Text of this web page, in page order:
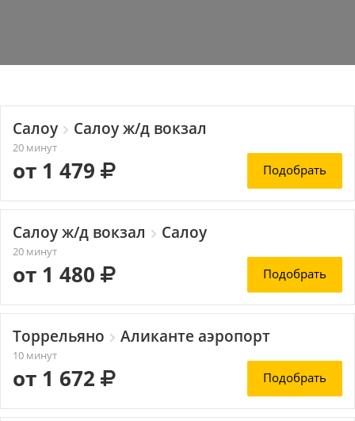
Салоу Салоу ж/д вокзал
20 минут
от 1 479 Подобрать
Салоу ж/д вокзал Салоу
20 минут
от 1 480 Подобрать
Торрельяно Аликанте аэропорт
10 минут
от 1 672 Подобрать